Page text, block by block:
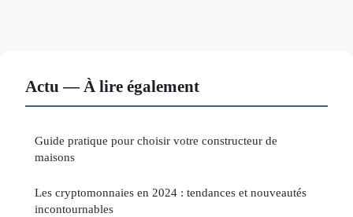
Actu — À lire également
Guide pratique pour choisir votre constructeur de
maisons
Les cryptomonnaies en 2024 : tendances et nouveautés
incontournables